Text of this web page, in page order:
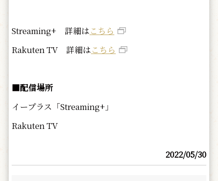
Streaming+ 詳細はこちら
Rakuten TV 詳細はこちら
■配信場所
イープラス「Streaming+」
Rakuten TV
2022/05/30